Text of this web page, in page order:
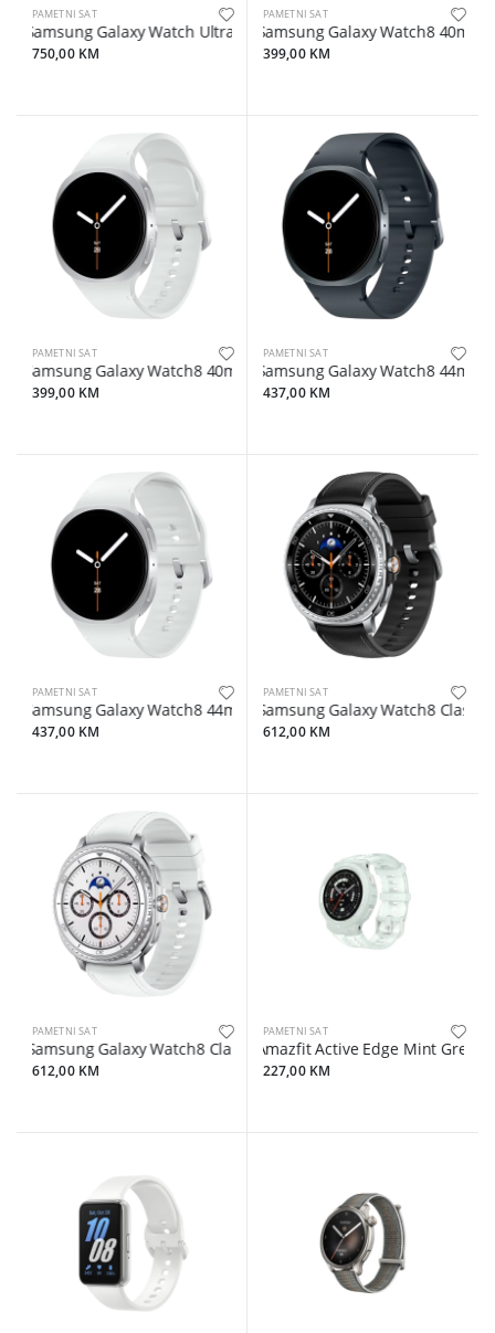
PAMETNI SAT
Samsung Galaxy Watch Ultra 2025 LTE 47mm Titanium Gray
750,00 KM
PAMETNI SAT
Samsung Galaxy Watch8 40mm
399,00 KM
PAMETNI SAT
Samsung Galaxy Watch8 40mm BT Silver
399,00 KM
PAMETNI SAT
Samsung Galaxy Watch8 44mm
437,00 KM
PAMETNI SAT
Samsung Galaxy Watch8 44mm BT Silver
437,00 KM
PAMETNI SAT
Samsung Galaxy Watch8 Classic
612,00 KM
PAMETNI SAT
Samsung Galaxy Watch8 Classic 46mm BT White
612,00 KM
PAMETNI SAT
Amazfit Active Edge Mint Green
227,00 KM